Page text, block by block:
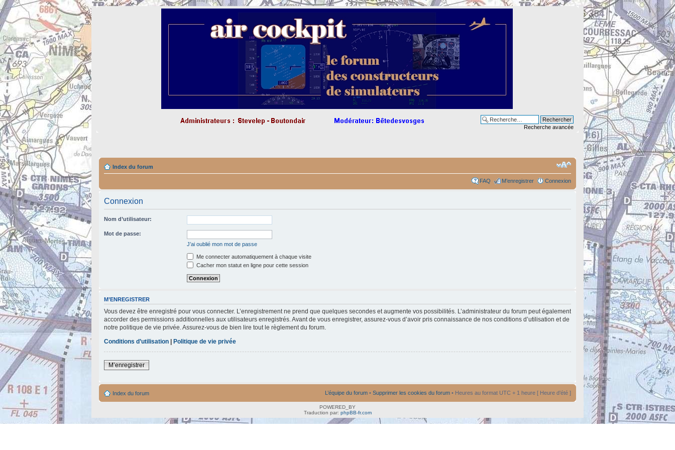
Recherche avancée
Index du forum
FAQ M’enregistrer Connexion
Connexion
Nom d’utilisateur:
Mot de passe:
J’ai oublié mon mot de passe
Me connecter automatiquement à chaque visite
Cacher mon statut en ligne pour cette session
M’ENREGISTRER
Vous devez être enregistré pour vous connecter. L’enregistrement ne prend que quelques secondes et augmente vos possibilités. L’administrateur du forum peut également
accorder des permissions additionnelles aux utilisateurs enregistrés. Avant de vous enregistrer, assurez-vous d’avoir pris connaissance de nos conditions d’utilisation et de
notre politique de vie privée. Assurez-vous de bien lire tout le règlement du forum.
Conditions d’utilisation | Politique de vie privée
M’enregistrer
Index du forum L’équipe du forum • Supprimer les cookies du forum • Heures au format UTC + 1 heure [ Heure d’été ]
POWERED_BY
Traduction par: phpBB-fr.com